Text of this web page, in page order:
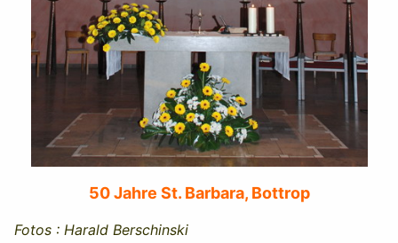
50 Jahre St. Barbara, Bottrop
Fotos : Harald Berschinski